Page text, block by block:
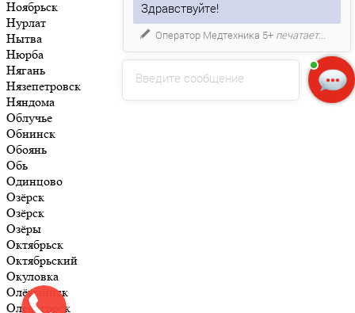
Ноябрьск
Нурлат
Нытва
Нюрба
Нягань
Нязепетровск
Няндома
Облучье
Обнинск
Обоянь
Обь
Одинцово
Озёрск
Озёрск
Озёры
Октябрьск
Октябрьский
Окуловка
Олёкминск
Оленегорск
Введите сообщение
Здравствуйте!
Оператор Медтехника 5+ печатает...